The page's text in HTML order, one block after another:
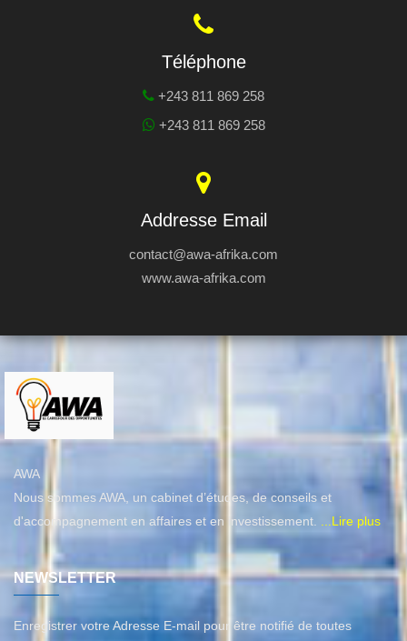
Téléphone
+243 811 869 258
+243 811 869 258
Addresse Email
contact@awa-afrika.com
www.awa-afrika.com
AWA
Nous sommes AWA, un cabinet d’études, de conseils et
d'accompagnement en affaires et en investissement.
...Lire plus
NEWSLETTER
Enregistrer votre Adresse E-mail pour être notifié de toutes